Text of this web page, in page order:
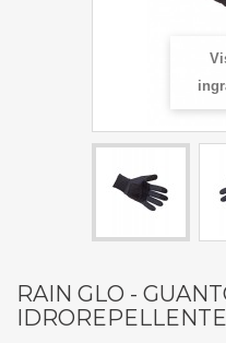
RAIN GLO -
IDROREPELLENTE